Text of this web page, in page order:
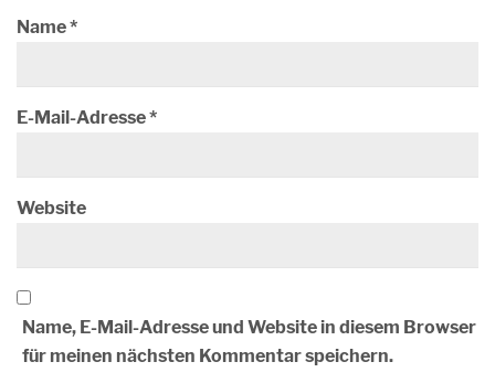
Name*
E-Mail-Adresse*
Website
Name, E-Mail-Adresse und Website in diesem Browser
für meinen nächsten Kommentar speichern.